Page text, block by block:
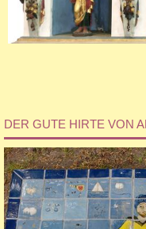
DER GUTE HIRTE VON